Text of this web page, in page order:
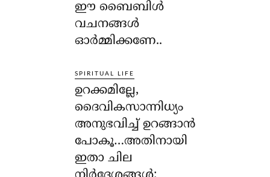
ഈ ബൈബിള്‍
വചനങ്ങള്‍
ഓര്‍മ്മിക്കണേ..
SPIRITUAL LIFE
ഉറക്കമില്ലേ,
ദൈവികസാന്നിധ്യം
അനുഭവിച്ച് ഉറങ്ങാന്‍
പോകൂ…അതിനായി
ഇതാ ചില